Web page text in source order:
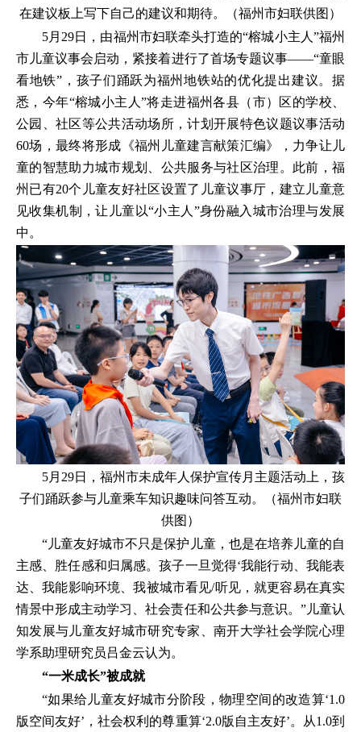
在建议板上写下自己的建议和期待。（福州市妇联供图）
5月29日，由福州市妇联牵头打造的“榕城小主人”福州
市儿童议事会启动，紧接着进行了首场专题议事——“童眼
看地铁”，孩子们踊跃为福州地铁站的优化提出建议。据
悉，今年“榕城小主人”将走进福州各县（市）区的学校、
公园、社区等公共活动场所，计划开展特色议题议事活动
60场，最终将形成《福州儿童建言献策汇编》，力争让儿
童的智慧助力城市规划、公共服务与社区治理。此前，福
州已有20个儿童友好社区设置了儿童议事厅，建立儿童意
见收集机制，让儿童以“小主人”身份融入城市治理与发展
中。
5月29日，福州市未成年人保护宣传月主题活动上，孩
子们踊跃参与儿童乘车知识趣味问答互动。（福州市妇联
供图）
“儿童友好城市不只是保护儿童，也是在培养儿童的自
主感、胜任感和归属感。孩子一旦觉得‘我能行动、我能表
达、我能影响环境、我被城市看见/听见，就更容易在真实
情景中形成主动学习、社会责任和公共参与意识。”儿童认
知发展与儿童友好城市研究专家、南开大学社会学院心理
学系助理研究员吕金云认为。
“一米成长”被成就
“如果给儿童友好城市分阶段，物理空间的改造算‘1.0
版空间友好’，社会权利的尊重算‘2.0版自主友好’。从1.0到